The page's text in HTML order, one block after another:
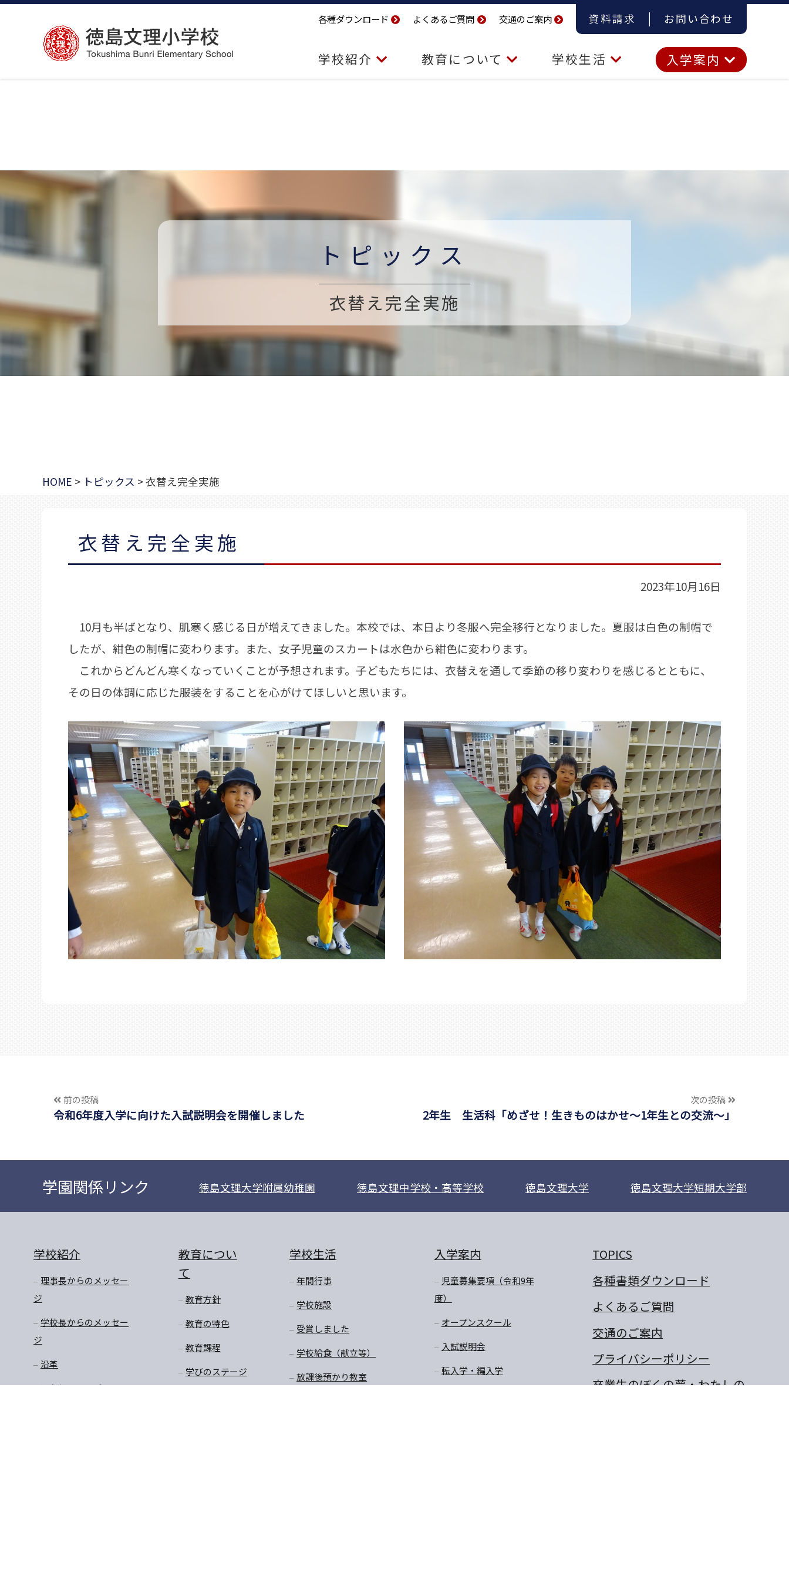
コ
キ
ッ
各種ダウンロード よくあるご質問 交通のご案内 資料請求 お問い合わせ
学校紹介 教育について 学校生活 入学案内
トピックス
衣替え完全実施
HOME > トピックス >衣替え完全実施
衣替え完全実施
2023年10月16日
10月も半ばとなり、肌寒く感じる日が増えてきました。本校では、本日より冬服へ完全移行となりました。夏服は白色の制帽で
したが、紺色の制帽に変わります。また、女子児童のスカートは水色から紺色に変わります。
これからどんどん寒くなっていくことが予想されます。子どもたちには、衣替えを通して季節の移り変わりを感じるとともに、
その日の体調に応じた服装をすることを心がけてほしいと思います。
次の投稿
2年生 生活科「めざせ！生きものはかせ～1年生との交流～」
前の投稿
令和6年度入学に向けた入試説明会を開催しました
学園関係リンク 徳島文理大学附属幼稚園 徳島文理中学校・高等学校 徳島文理大学 徳島文理大学短期大学部
学校紹介
理事長からのメッセー
ジ
学校長からのメッセー
ジ
沿革
アクセスマップ
教育につい
て
教育方針
教育の特色
教育課程
学びのステージ
学校生活
年間行事
学校施設
受賞しました
学校給食（献立等）
放課後預かり教室
入学案内
児童募集要項（令和9年
度）
オープンスクール
入試説明会
転入学・編入学
TOPICS
各種書類ダウンロード
よくあるご質問
交通のご案内
プライバシーポリシー
卒業生のぼくの夢・わたしの